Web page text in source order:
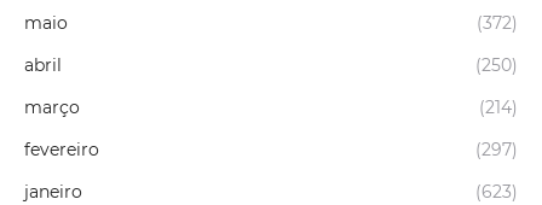
maio
(372)
abril
(250)
março
(214)
fevereiro
(297)
janeiro
(623)